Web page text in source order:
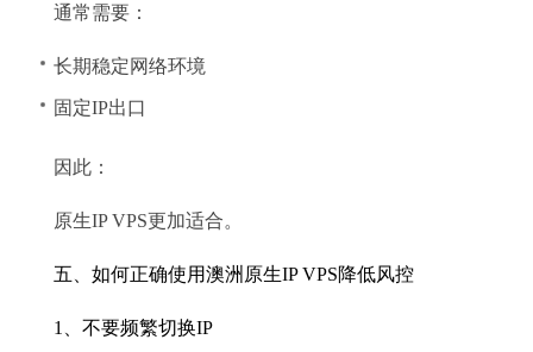
通常需要：
长期稳定网络环境
固定IP出口
因此：
原生IP VPS更加适合。
五、如何正确使用澳洲原生IP VPS降低风控
1、不要频繁切换IP